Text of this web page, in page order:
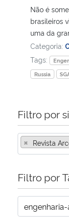
Não é
brasileiros
uma da
Categoria:
Tags:
Russia
Filtro por
× Revista
Filtro por